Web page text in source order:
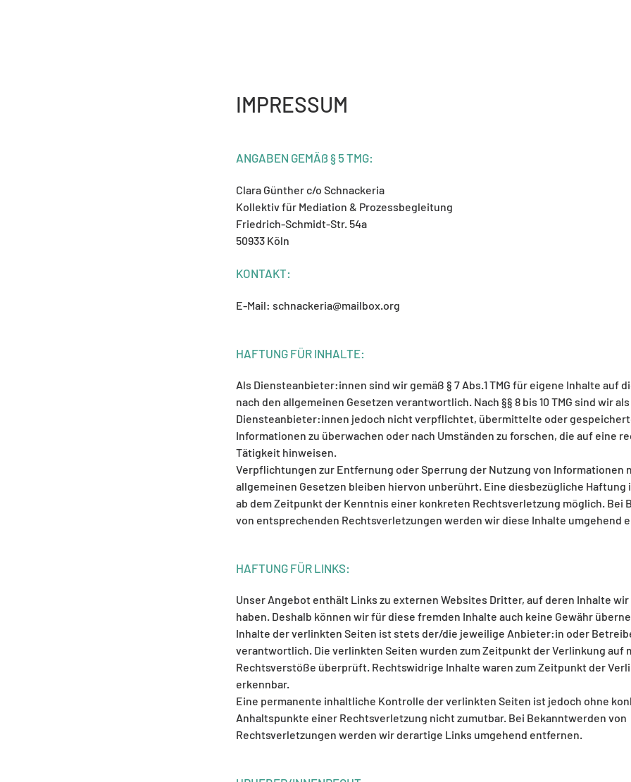
IMPRESSUM
ANGABEN GEMÄß § 5 TMG:
Clara Günther c/o Schnackeria
Kollektiv für Mediation & Prozessbegleitung
Friedrich-Schmidt-Str. 54a
50933 Köln
KONTAKT:
E-Mail: schnackeria@mailbox.org
HAFTUNG FÜR INHALTE:
Als Diensteanbieter:innen sind wir gemäß § 7 Abs.1 TMG für eigene Inhalte auf
nach den allgemeinen Gesetzen verantwortlich. Nach §§ 8 bis 10 TMG sind wir als
Diensteanbieter:innen jedoch nicht verpflichtet, übermittelte oder
Informationen zu überwachen oder nach Umständen zu forschen, die auf eine
Tätigkeit hinweisen.
Verpflichtungen zur Entfernung oder Sperrung der Nutzung von Informationen
allgemeinen Gesetzen bleiben hiervon unberührt. Eine diesbezügliche Haftung
ab dem Zeitpunkt der Kenntnis einer konkreten Rechtsverletzung möglich. Bei
von entsprechenden Rechtsverletzungen werden wir diese Inhalte umgehend
HAFTUNG FÜR LINKS:
Unser Angebot enthält Links zu externen Websites Dritter, auf deren Inhalte
haben. Deshalb können wir für diese fremden Inhalte auch keine Gewähr
Inhalte der verlinkten Seiten ist stets der/die jeweilige Anbieter:in oder
verantwortlich. Die verlinkten Seiten wurden zum Zeitpunkt der Verlinkung auf
Rechtsverstöße überprüft. Rechtswidrige Inhalte waren zum Zeitpunkt der
erkennbar.
Eine permanente inhaltliche Kontrolle der verlinkten Seiten ist jedoch ohne
Anhaltspunkte einer Rechtsverletzung nicht zumutbar. Bei Bekanntwerden von
Rechtsverletzungen werden wir derartige Links umgehend entfernen.